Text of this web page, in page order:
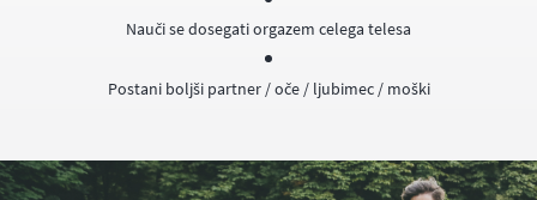
Nauči se dosegati orgazem celega telesa
Postani boljši partner / oče / ljubimec / moški